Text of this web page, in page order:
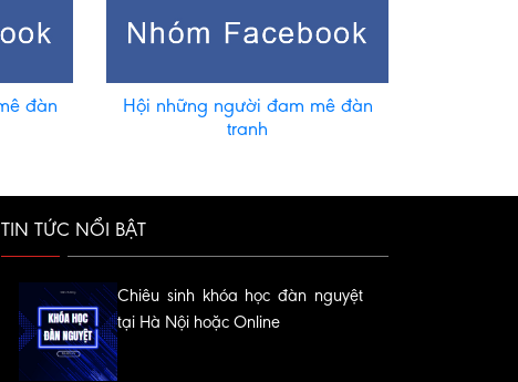
đàn
Hội những người đam mê đàn
tranh
TIN TỨC NỔI BẬT
Chiêu sinh khóa học đàn nguyệt
tại Hà Nội hoặc Online